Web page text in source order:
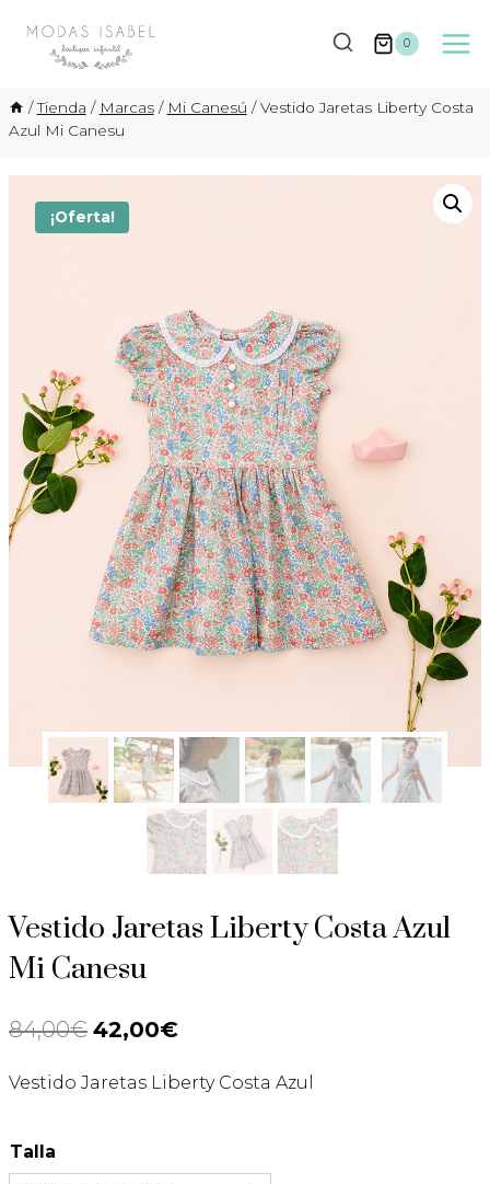
contenido
0
/ Tienda / Marcas / Mi Canesú / Vestido Jaretas Liberty Costa
Azul Mi Canesu
¡Oferta!
Vestido Jaretas Liberty Costa Azul
Mi Canesu
84,00€ El
84,00€.
42,00€
actual
42,00€.
Vestido Jaretas Liberty Costa Azul
Talla